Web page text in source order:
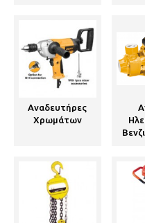
Αναδευτήρες
Χρωμάτων